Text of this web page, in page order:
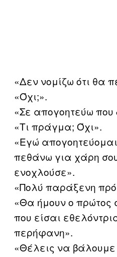
«Δεν νομίζω ότι θα
«Όχι;».
«Σε απογοητεύω που
«Τι πράγμα; Όχι».
«Εγώ
πεθάνω για χάρη
ενοχλούσε».
«Πολύ παράξενη
«Θα ήμουν ο πρώτος
που είσαι
περήφανη».
«Θέλεις να